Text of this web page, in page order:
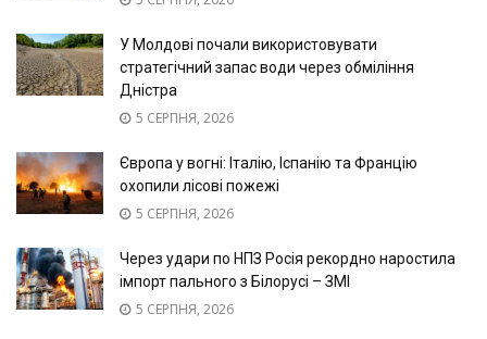
У Молдові почали використовувати
стратегічний запас води через обміління
Дністра
5 СЕРПНЯ, 2026
Європа у вогні: Італію, Іспанію та Францію
охопили лісові пожежі
5 СЕРПНЯ, 2026
Через удари по НПЗ Росія рекордно наростила
імпорт пального з Білорусі – ЗМІ
5 СЕРПНЯ, 2026